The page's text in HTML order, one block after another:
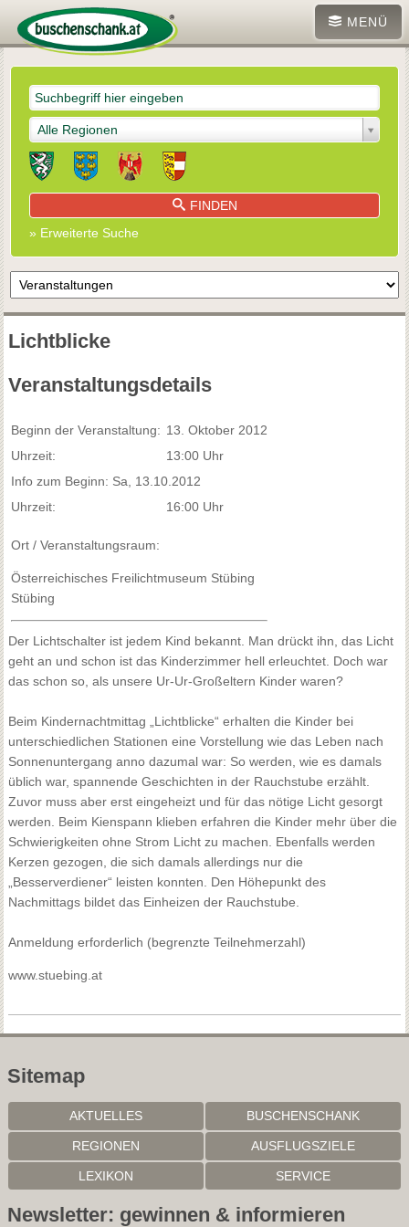
MENÜ
Alle Regionen
FINDEN
» Erweiterte Suche
Lichtblicke
Veranstaltungsdetails
Beginn der Veranstaltung: 13. Oktober 2012
Uhrzeit:
13:00 Uhr
Info zum Beginn: Sa, 13.10.2012
Uhrzeit:
16:00 Uhr
Ort / Veranstaltungsraum:
Österreichisches Freilichtmuseum Stübing
Stübing
Der Lichtschalter ist jedem Kind bekannt. Man drückt ihn, das Licht
geht an und schon ist das Kinderzimmer hell erleuchtet. Doch war
das schon so, als unsere Ur-Ur-Großeltern Kinder waren?
Beim Kindernachtmittag „Lichtblicke“ erhalten die Kinder bei
unterschiedlichen Stationen eine Vorstellung wie das Leben nach
Sonnenuntergang anno dazumal war: So werden, wie es damals
üblich war, spannende Geschichten in der Rauchstube erzählt.
Zuvor muss aber erst eingeheizt und für das nötige Licht gesorgt
werden. Beim Kienspann klieben erfahren die Kinder mehr über die
Schwierigkeiten ohne Strom Licht zu machen. Ebenfalls werden
Kerzen gezogen, die sich damals allerdings nur die
„Besserverdiener“ leisten konnten. Den Höhepunkt des
Nachmittags bildet das Einheizen der Rauchstube.
Anmeldung erforderlich (begrenzte Teilnehmerzahl)
www.stuebing.at
Sitemap
AKTUELLES BUSCHENSCHANK
REGIONEN AUSFLUGSZIELE
LEXIKON SERVICE
Newsletter: gewinnen & informieren